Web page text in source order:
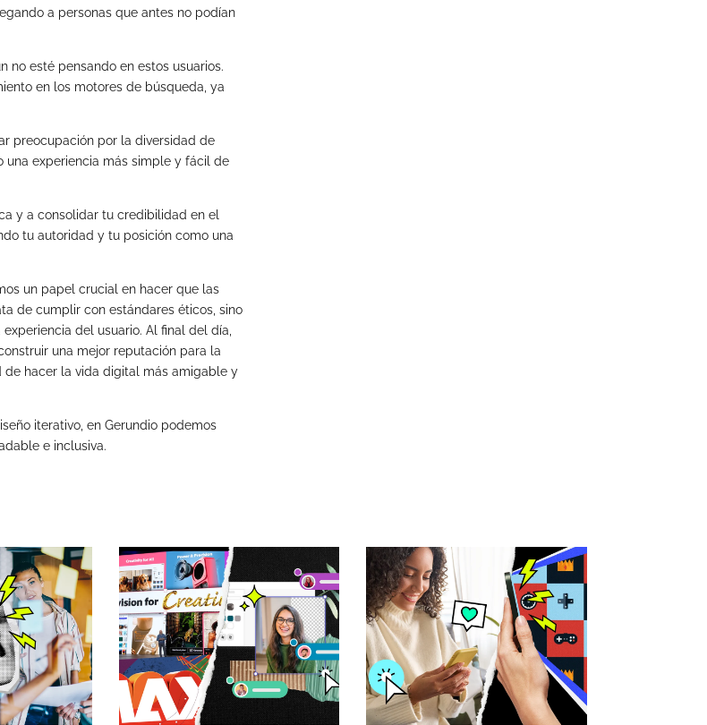
a personas que antes no podían
no esté pensando en estos usuarios.
en los motores de búsqueda, ya
preocupación por la diversidad de
una experiencia más simple y fácil de
y a consolidar tu credibilidad en el
tu autoridad y tu posición como una
un papel crucial en hacer que las
de cumplir con estándares éticos, sino
del usuario. Al final del día,
una mejor reputación para la
hacer la vida digital más amigable y
iterativo, en Gerundio podemos
e inclusiva.